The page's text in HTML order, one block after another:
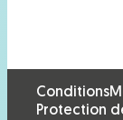
Conditions
Protection